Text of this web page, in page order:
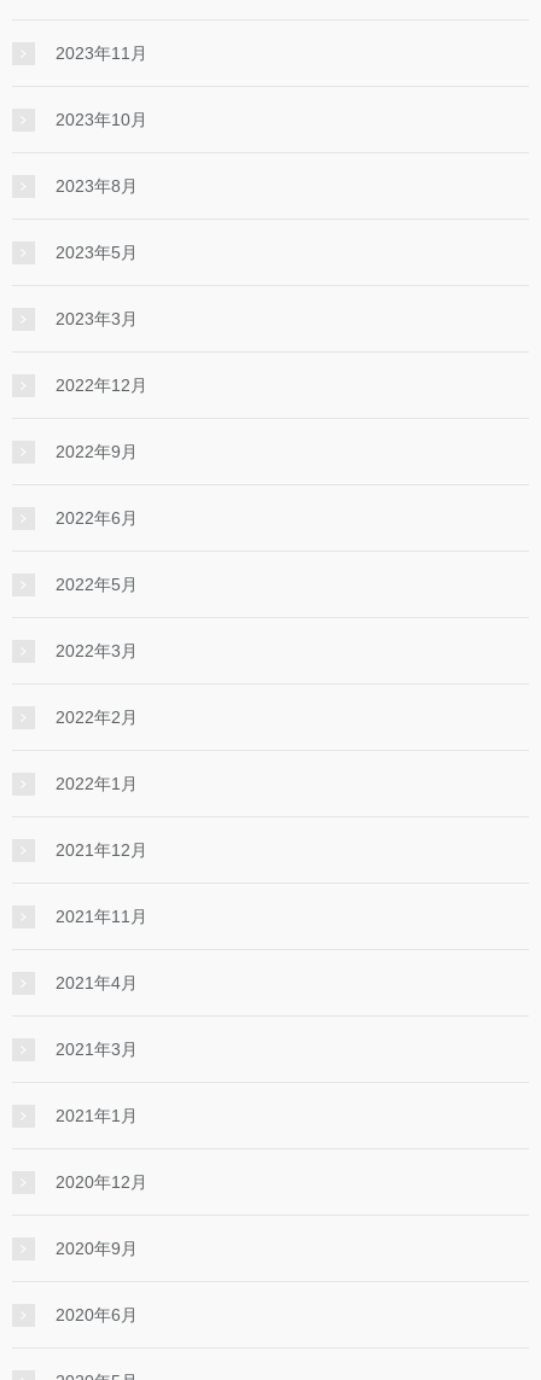
2023年11月
2023年10月
2023年8月
2023年5月
2023年3月
2022年12月
2022年9月
2022年6月
2022年5月
2022年3月
2022年2月
2022年1月
2021年12月
2021年11月
2021年4月
2021年3月
2021年1月
2020年12月
2020年9月
2020年6月